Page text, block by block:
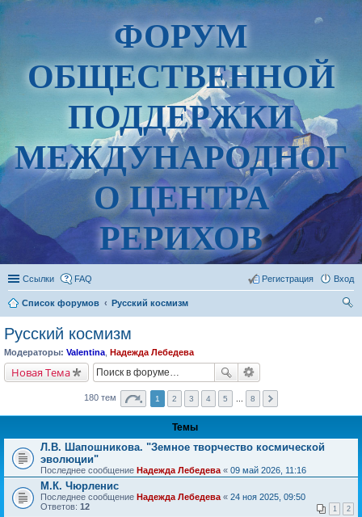
ФОРУМ
ОБЩЕСТВЕННОЙ
ПОДДЕРЖКИ
МЕЖДУНАРОДНОГ
О ЦЕНТРА
РЕРИХОВ
Ссылки FAQ Вход
Регистрация
Список форумов
Русский космизм
Русский космизм
Модераторы: Valentina Надежда Лебедева
Новая Тема
180 тем 1 2 3 4 5 8
Темы
Л.В. Шапошникова. "Земное творчество космической
эволюции"
Последнее сообщение Надежда Лебедева « 09 май 2026, 11:16
М.К. Чюрленис
Последнее сообщение Надежда Лебедева « 24 ноя 2025, 09:50
Ответов: 12 1 2